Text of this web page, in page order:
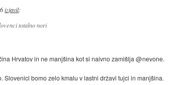
izjavil:
totalno nori
Hrvatov in ne manjšina kot si naivno zamišlja @nevone.
Slovenici bomo zelo kmalu v lastni državi tujci in manjšina.